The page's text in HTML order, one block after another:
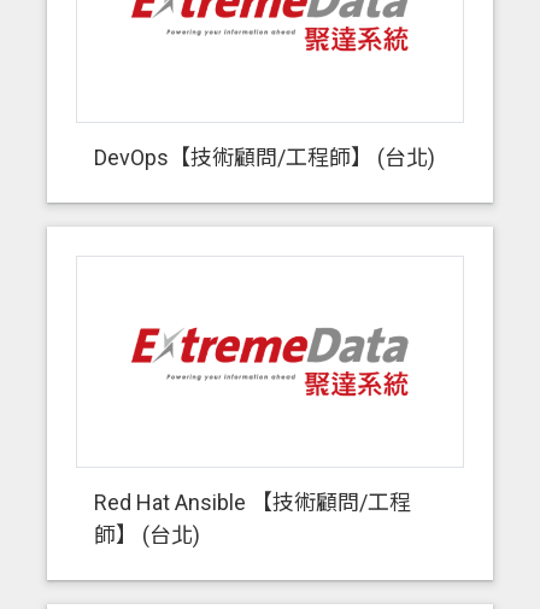
DevOps【技術顧問/工程師】 (台北)
Red Hat Ansible 【技術顧問/工程
師】 (台北)